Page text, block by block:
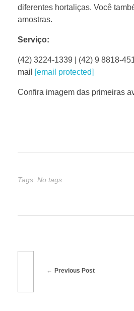
p
a
s
e
P
o
G
diferentes hortaliças. Você
amostras.
Serviço:
(42) 3224-1339 | (42) 9 8818-
mail
[email protected]
Confira imagem das primeiras
Tags: No tags
Previous Post